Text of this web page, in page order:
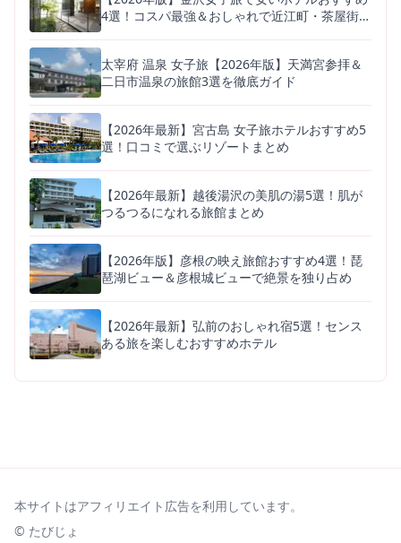
4選！コスパ最強＆おしゃれで近江町・茶屋街も
太宰府 温泉 女子旅【2026年版】天満宮参拝＆
二日市温泉の旅館3選を徹底ガイド
【2026年最新】宮古島 女子旅ホテルおすすめ5
選！口コミで選ぶリゾートまとめ
【2026年最新】越後湯沢の美肌の湯5選！肌が
つるつるになれる旅館まとめ
【2026年版】彦根の映え旅館おすすめ4選！琵
琶湖ビュー＆彦根城ビューで絶景を独り占め
【2026年最新】弘前のおしゃれ宿5選！センス
ある旅を楽しむおすすめホテル
本サイトはアフィリエイト広告を利用しています。
© たびじょ